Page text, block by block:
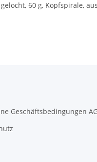
60 g, Kopfspirale,
Geschäftsbedingungen